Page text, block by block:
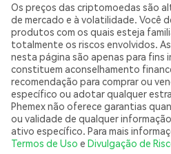
Os preços das criptomoedas são
de mercado e à volatilidade. Você
produtos com os quais esteja
totalmente os riscos envolvidos.
nesta página são apenas para fins
constituem aconselhamento
recomendação para comprar ou
específico ou adotar qualquer
Phemex não oferece garantias
ou validade de qualquer
ativo específico. Para mais
Termos de Uso e Divulgação de